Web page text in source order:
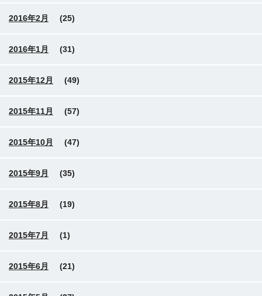
2016年2月 (25)
2016年1月 (31)
2015年12月 (49)
2015年11月 (57)
2015年10月 (47)
2015年9月 (35)
2015年8月 (19)
2015年7月 (1)
2015年6月 (21)